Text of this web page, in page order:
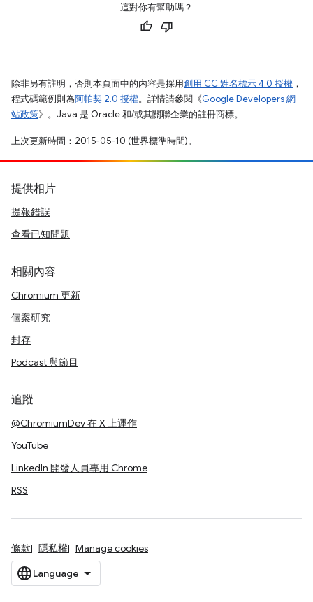
這對你有幫助嗎？
除非另有註明，否則本頁面中的內容是採用創用 CC 姓名標示 4.0 授權 ，
程式碼範例則為阿帕契 2.0 授權。詳情請參閱《Google Developers 網
站政策》。Java 是 Oracle 和/或其關聯企業的註冊商標。
上次更新時間：2015-05-10 (世界標準時間)。
提供相片
提報錯誤
查看已知問題
相關內容
Chromium 更新
個案研究
封存
Podcast 與節目
追蹤
@ChromiumDev 在 X 上運作
YouTube
LinkedIn 開發人員專用 Chrome
RSS
條款 隱私權 Manage cookies